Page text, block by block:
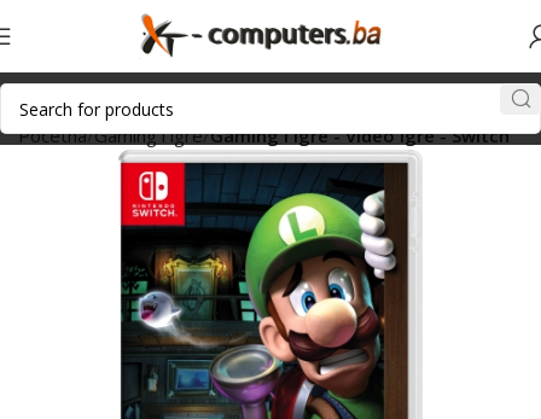
Početna Gaming i igre Gaming i igre - Video igre - Switch